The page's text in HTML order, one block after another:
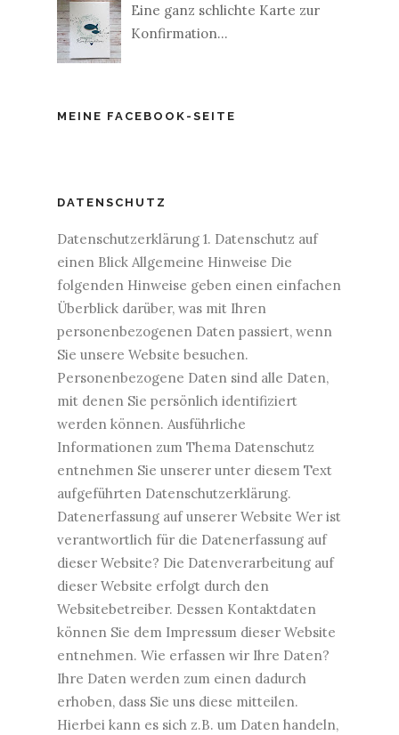
Eine ganz schlichte Karte zur
Konfirmation...
MEINE FACEBOOK-SEITE
DATENSCHUTZ
Datenschutzerklärung 1. Datenschutz auf
einen Blick Allgemeine Hinweise Die
folgenden Hinweise geben einen einfachen
Überblick darüber, was mit Ihren
personenbezogenen Daten passiert, wenn
Sie unsere Website besuchen.
Personenbezogene Daten sind alle Daten,
mit denen Sie persönlich identifiziert
werden können. Ausführliche
Informationen zum Thema Datenschutz
entnehmen Sie unserer unter diesem Text
aufgeführten Datenschutzerklärung.
Datenerfassung auf unserer Website Wer ist
verantwortlich für die Datenerfassung auf
dieser Website? Die Datenverarbeitung auf
dieser Website erfolgt durch den
Websitebetreiber. Dessen Kontaktdaten
können Sie dem Impressum dieser Website
entnehmen. Wie erfassen wir Ihre Daten?
Ihre Daten werden zum einen dadurch
erhoben, dass Sie uns diese mitteilen.
Hierbei kann es sich z.B. um Daten handeln,